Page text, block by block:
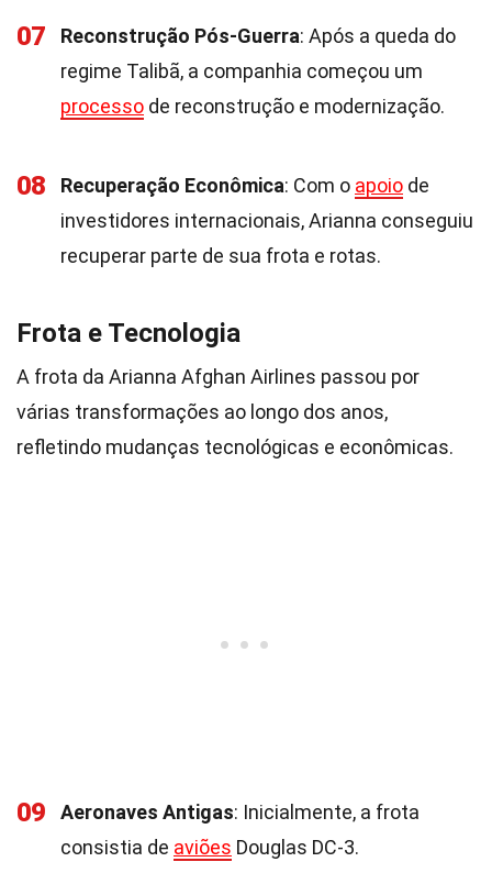
07 Reconstrução Pós-Guerra: Após a queda do
regime Talibã, a companhia começou um
processo de reconstrução e modernização.
08 Recuperação Econômica: Com o apoio de
investidores internacionais, Arianna conseguiu
recuperar parte de sua frota e rotas.
Frota e Tecnologia
A frota da Arianna Afghan Airlines passou por
várias transformações ao longo dos anos,
refletindo mudanças tecnológicas e econômicas.
09 Aeronaves Antigas: Inicialmente, a frota
consistia de aviões Douglas DC-3.